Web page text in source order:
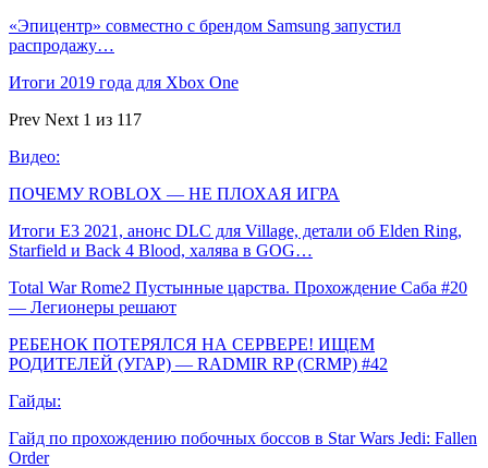
«Эпицентр» совместно с брендом Samsung запустил
распродажу…
Итоги 2019 года для Xbox One
Prev Next 1 из 117
Видео:
ПОЧЕМУ ROBLOX — НЕ ПЛОХАЯ ИГРА
Итоги E3 2021, анонс DLC для Village, детали об Elden Ring,
Starfield и Back 4 Blood, халява в GOG…
Total War Rome2 Пустынные царства. Прохождение Саба #20
— Легионеры решают
РЕБЕНОК ПОТЕРЯЛСЯ НА СЕРВЕРЕ! ИЩЕМ
РОДИТЕЛЕЙ (УГАР) — RADMIR RP (CRMP) #42
Гайды:
Гайд по прохождению побочных боссов в Star Wars Jedi: Fallen
Order